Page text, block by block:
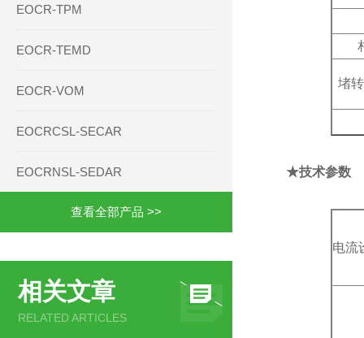
EOCR-TPM
EOCR-TEMD
EOCR-VOM
EOCRCSL-SECAR
EOCRNSL-SEDAR
查看全部产品 >>
相关文章
RELATED ARTICLES
堵转
★技术参数
电流